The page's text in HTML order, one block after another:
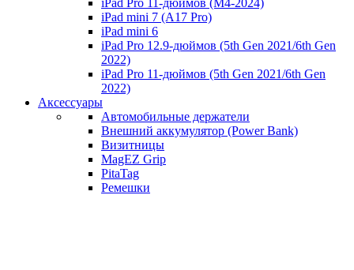
iPad Pro 11-дюймов (M4-2024)
iPad mini 7 (A17 Pro)
iPad mini 6
iPad Pro 12.9-дюймов (5th Gen 2021/6th Gen
2022)
iPad Pro 11-дюймов (5th Gen 2021/6th Gen
2022)
Аксессуары
Автомобильные держатели
Внешний аккумулятор (Power Bank)
Визитницы
MagEZ Grip
PitaTag
Ремешки